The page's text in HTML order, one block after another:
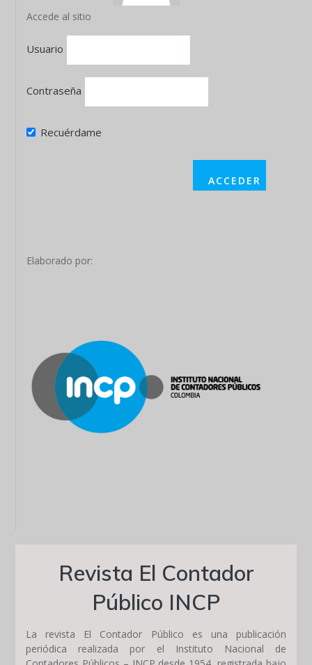
Accede al sitio
Usuario
Contraseña
Recuérdame
Elaborado por:
Revista El Contador
Público INCP
La revista El Contador Público es una publicación
periódica realizada por el Instituto Nacional de